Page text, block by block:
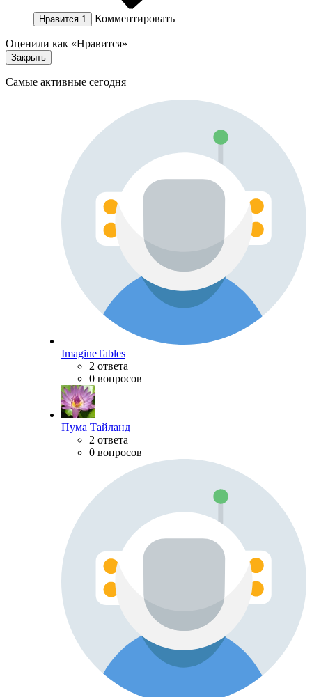
Нравится 1 Комментировать
Оценили как «Нравится»
Закрыть
Самые активные сегодня
ImagineTables
2 ответа
0 вопросов
Пума Тайланд
2 ответа
0 вопросов